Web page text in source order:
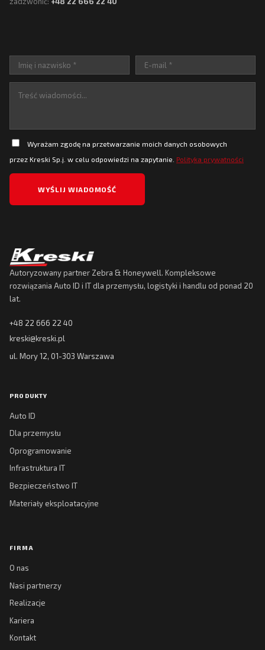
Wyrażam zgodę na przetwarzanie moich danych osobowych
przez Kreski Sp.j. w celu odpowiedzi na zapytanie. Polityka prywatności
Autoryzowany partner Zebra & Honeywell. Kompleksowe
rozwiązania Auto ID i IT dla przemysłu, logistyki i handlu od ponad 20
lat.
+48 22 666 22 40
kreski@kreski.pl
ul. Mory 12, 01-303 Warszawa
PRODUKTY
Auto ID
Dla przemysłu
Oprogramowanie
Infrastruktura IT
Bezpieczeństwo IT
Materiały eksploatacyjne
FIRMA
O nas
Nasi partnerzy
Realizacje
Kariera
Kontakt